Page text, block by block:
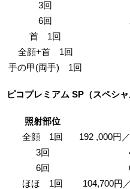
3回
6回
首 1回
全顔+首 1回
手の甲(両手) 1回
ピコプレミアム SP（スペシャ
照射部位
全顔 1回
192 ,000円
3回
6回
ほほ 1回
104,700円